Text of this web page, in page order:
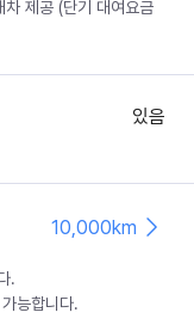
제공 (단기 대여요금
있음
10,000km
.
능합니다.